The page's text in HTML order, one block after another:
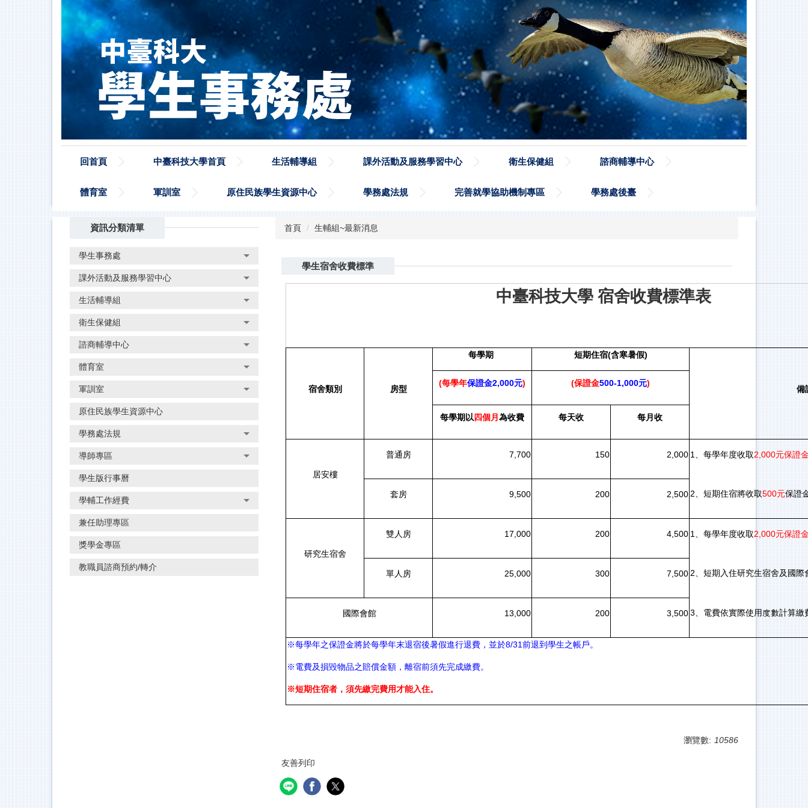
回首頁 中臺科技大學首頁 生活輔導組 課外活動及服務學習中心 衛生保健組 諮商輔導中心
體育室 軍訓室 原住民族學生資源中心 學務處法規 完善就學協助機制專區 學務處後臺
資訊分類清單
學生事務處
課外活動及服務學習中心
生活輔導組
衛生保健組
諮商輔導中心
體育室
軍訓室
原住民族學生資源中心
學務處法規
導師專區
學生版行事曆
學輔工作經費
兼任助理專區
獎學金專區
教職員諮商預約/轉介
首頁 生輔組~最新消息
學生宿舍收費標準
中臺科技大學 宿舍收費標準表
宿舍類別 房型
每學期 短期住宿(含寒暑假)
備
(每學年保證金2,000元) (保證金500-1,000元)
每學期以 四個月 為收費 每天收 每月收
居安樓
普通房 7,700 150 2,000 1、每學年度收取2,000元保證
套房 9,500 200 2,500 2、短期住宿將收取500元保證
研究生宿舍
雙人房 17,000 200 4,500 1、每學年度收取2,000元保證
單人房 25,000 300 7,500 2、短期入住研究生宿舍及國際
國際會館 13,000 200 3,5003、電費依實際使用度數計算繳
※每學年之保證金將於每學年末退宿後暑假進行退費，並於8/31前退到學生之帳戶。
※電費及損毀物品之賠償金額，離宿前須先完成繳費。
※短期住宿者，須先繳完費用才能入住。
瀏覽數: 10586
友善列印